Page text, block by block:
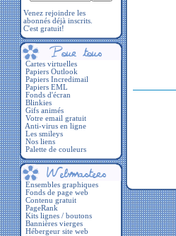
Venez rejoindre les
abonnés déjà inscrits.
C'est gratuit!
Cartes virtuelles
Papiers Outlook
Papiers Incredimail
Papiers EML
Fonds d'écran
Blinkies
Gifs animés
Votre email gratuit
Anti-virus en ligne
Les smileys
Nos liens
Palette de couleurs
Ensembles graphiques
Fonds de page web
Contenu gratuit
PageRank
Kits lignes / boutons
Bannières vierges
Hébergeur site web